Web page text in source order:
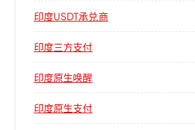
印度USDT承兑商
印度三方支付
印度原生唤醒
印度原生支付